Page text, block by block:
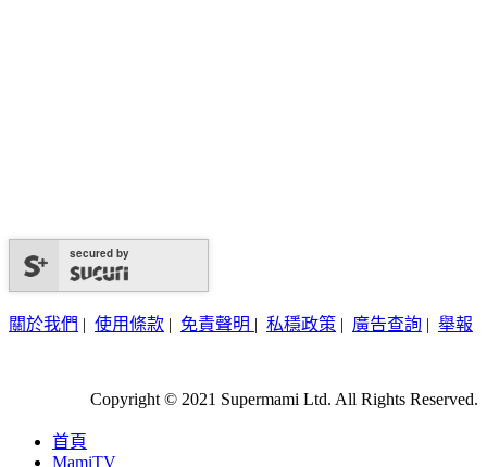
secured by
關於我們 | 使用條款 | 免責聲明 | 私穩政策 | 廣告查詢 | 舉報
Copyright © 2021 Supermami Ltd. All Rights Reserved.
首頁
MamiTV